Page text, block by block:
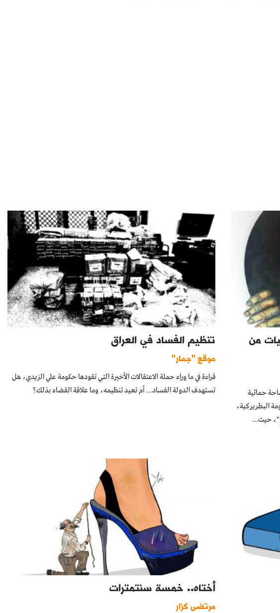
من
حمائية
البطريركية،
حيث...
تنظيم الفساد في العراق
موقع "جمار"
قراءة في ما وراء حملة الاعتقالات الأخيرة التي تقودها حكومة علي الزيدي، هل
تستهدف الدولة الفساد... أم تعيد تنظيمه، وما علاقة القضاء بذلك؟
أختاه.. خمسة سنتمترات
مرتضى كزار